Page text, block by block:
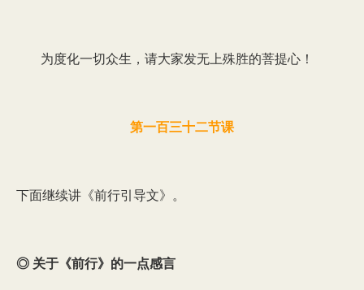
为度化一切众生，请大家发无上殊胜的菩提心！
第一百三十二节课
下面继续讲《前行引导文》。
◎ 关于《前行》的一点感言